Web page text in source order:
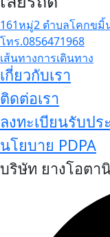
161หมู่2 ตำบลโคกขมิ้
โทร.0856471968
เส้นทางการเดินทาง
เกี่ยวกับเรา
ติดต่อเรา
ลงทะเบียนรับปร
นโยบาย PDPA
บริษัท ยางโอตา